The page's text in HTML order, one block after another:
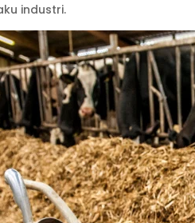
industri.